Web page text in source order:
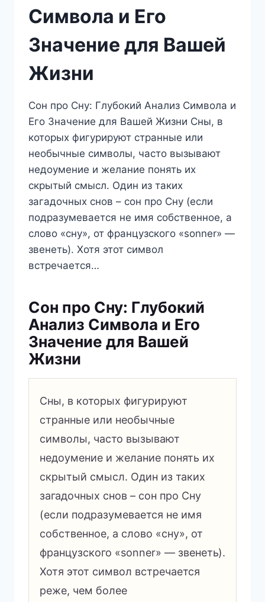
Символа и Его
Значение для Вашей
Жизни
Сон про Сну: Глубокий Анализ Символа и
Его Значение для Вашей Жизни Сны, в
которых фигурируют странные или
необычные символы, часто вызывают
недоумение и желание понять их
скрытый смысл. Один из таких
загадочных снов – сон про Сну (если
подразумевается не имя собственное, а
слово «сну», от французского «sonner» —
звенеть). Хотя этот символ
встречается…
Сон про Сну: Глубокий
Анализ Символа и Его
Значение для Вашей
Жизни
Сны, в которых фигурируют
странные или необычные
символы, часто вызывают
недоумение и желание понять их
скрытый смысл. Один из таких
загадочных снов – сон про Сну
(если подразумевается не имя
собственное, а слово «сну», от
французского «sonner» — звенеть).
Хотя этот символ встречается
реже, чем более